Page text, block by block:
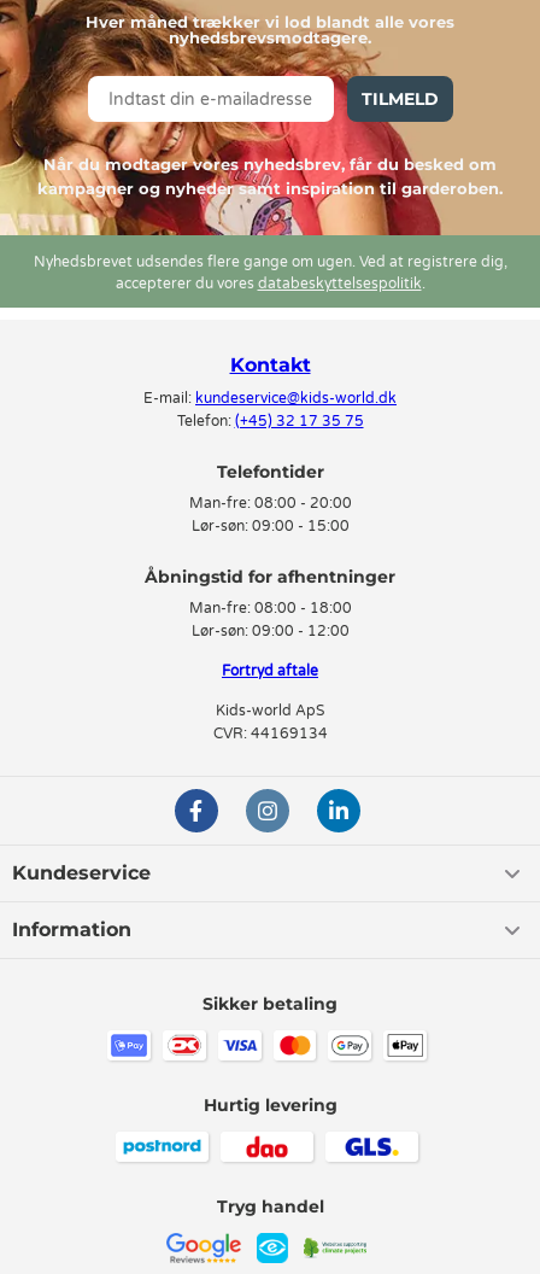
Hver måned trækker vi lod blandt alle vores
nyhedsbrevsmodtagere.
TILMELD
Når du modtager vores nyhedsbrev, får du besked om
kampagner og nyheder samt inspiration til garderoben.
Nyhedsbrevet udsendes flere gange om ugen. Ved at registrere dig,
accepterer du vores databeskyttelsespolitik.
Kontakt
E-mail: kundeservice@kids-world.dk
Telefon: (+45) 32 17 35 75
Telefontider
Man-fre: 08:00 - 20:00
Lør-søn: 09:00 - 15:00
Man-fre: 08:00 - 18:00
Lør-søn: 09:00 - 12:00
Fortryd aftale
Kids-world ApS
CVR: 44169134
Kundeservice
Information
Sikker betaling
Hurtig levering
Tryg handel